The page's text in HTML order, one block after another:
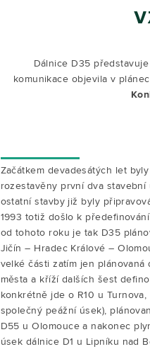
Dálnice D35
komunikace objevila v
Začátkem devadesátých let
rozestavěny první dva
ostatní stavby již byly
1993 totiž došlo k
od tohoto roku je tak D35
Jičín – Hradec Králové –
velké části zatím jen
města a kříží dalších šest
konkrétně jde o R10 u
společný peážní úsek),
D55 u Olomouce a nakonec
úsek dálnice D1 u Lipníku nad